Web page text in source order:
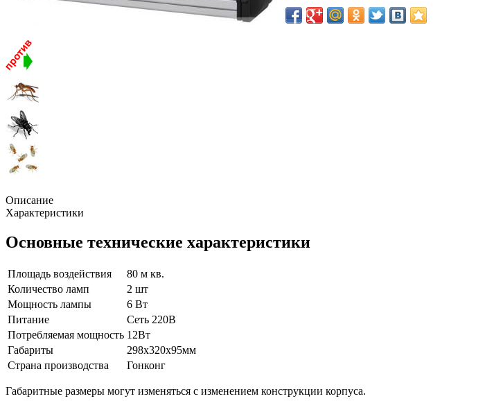
Описание
Характеристики
Основные технические характеристики
Площадь воздействия
80 м кв.
Количество ламп
2 шт
Мощность лампы
6 Вт
Питание
Сеть 220В
Потребляемая мощность 12Вт
Габариты
298х320х95мм
Страна производства
Гонконг
Габаритные размеры могут изменяться с изменением конструкции корпуса.